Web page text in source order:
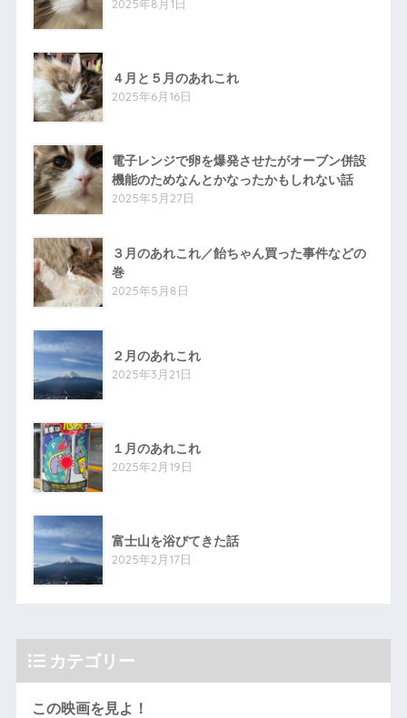
2025年8月1日
４月と５月のあれこれ
2025年6月16日
電子レンジで卵を爆発させたがオーブン併設
機能のためなんとかなったかもしれない話
2025年5月27日
３月のあれこれ／飴ちゃん買った事件などの
巻
2025年5月8日
２月のあれこれ
2025年3月21日
１月のあれこれ
2025年2月19日
富士山を浴びてきた話
2025年2月17日
カテゴリー
この映画を見よ！